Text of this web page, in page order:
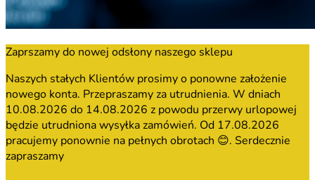
Zaprszamy do nowej odsłony naszego sklepu
Naszych stałych Klientów prosimy o ponowne założenie
nowego konta. Przepraszamy za utrudnienia. W dniach
10.08.2026 do 14.08.2026 z powodu przerwy urlopowej
będzie utrudniona wysyłka zamówień. Od 17.08.2026
pracujemy ponownie na pełnych obrotach 😊. Serdecznie
zapraszamy